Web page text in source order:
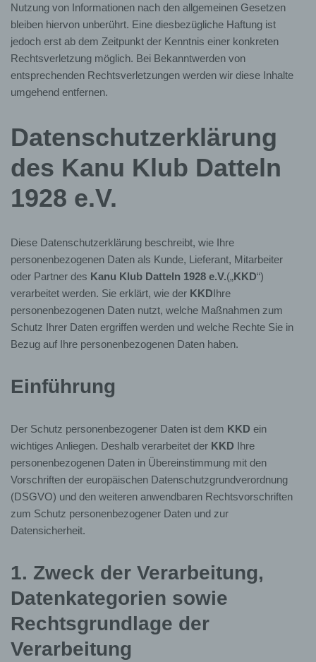
Nutzung von Informationen nach den allgemeinen Gesetzen
bleiben hiervon unberührt. Eine diesbezügliche Haftung ist
jedoch erst ab dem Zeitpunkt der Kenntnis einer konkreten
Rechtsverletzung möglich. Bei Bekanntwerden von
entsprechenden Rechtsverletzungen werden wir diese Inhalte
umgehend entfernen.
Datenschutzerklärung
des Kanu Klub Datteln
1928 e.V.
Diese Datenschutzerklärung beschreibt, wie Ihre
personenbezogenen Daten als Kunde, Lieferant, Mitarbeiter
oder Partner des Kanu Klub Datteln 1928 e.V.(„KKD“)
verarbeitet werden. Sie erklärt, wie der KKDIhre
personenbezogenen Daten nutzt, welche Maßnahmen zum
Schutz Ihrer Daten ergriffen werden und welche Rechte Sie in
Bezug auf Ihre personenbezogenen Daten haben.
Einführung
Der Schutz personenbezogener Daten ist dem KKD ein
wichtiges Anliegen. Deshalb verarbeitet der KKD Ihre
personenbezogenen Daten in Übereinstimmung mit den
Vorschriften der europäischen Datenschutzgrundverordnung
(DSGVO) und den weiteren anwendbaren Rechtsvorschriften
zum Schutz personenbezogener Daten und zur
Datensicherheit.
1. Zweck der Verarbeitung,
Datenkategorien sowie
Rechtsgrundlage der
Verarbeitung